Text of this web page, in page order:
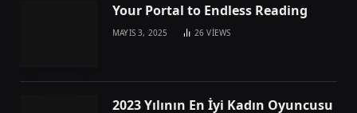
Your Portal to Endless Reading
MAYIS 3, 2025 26VIEWS
2023 Yılının En İyi Kadın Oyuncusu